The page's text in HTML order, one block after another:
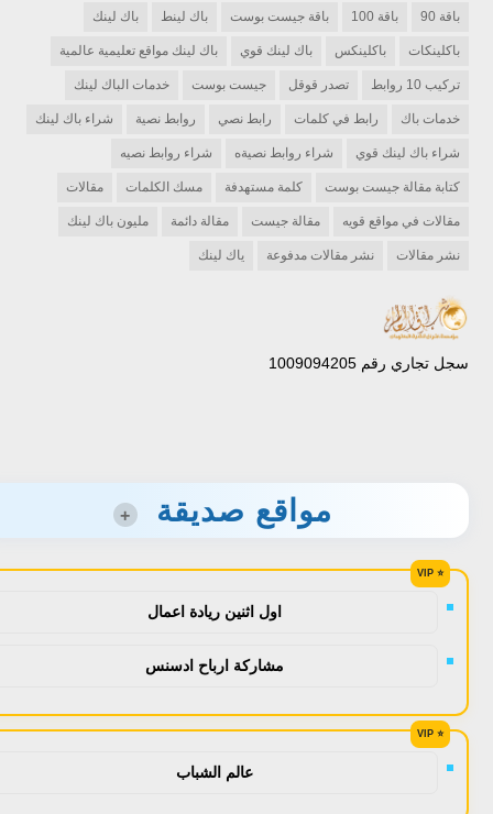
باقة 90 باقة 100 باقة جيست بوست باك لينط باك لينك
باكلينكات باكلينكس باك لينك قوي باك لينك مواقع تعليمية عالمية
تركيب 10 روابط تصدر قوقل جيست بوست خدمات الباك لينك
خدمات باك رابط في كلمات رابط نصي روابط نصية شراء باك لينك
شراء باك لينك قوي شراء روابط نصيةه شراء روابط نصيه
كتابة مقالة جيست بوست كلمة مستهدفة مسك الكلمات مقالات
مقالات في مواقع قويه مقالة جيست مقالة دائمة مليون باك لينك
نشر مقالات نشر مقالات مدفوعة ياك لينك
سجل تجاري رقم 1009094205
مواقع صديقة +
اول اثنين ريادة اعمال
مشاركة ارباح ادسنس
عالم الشباب